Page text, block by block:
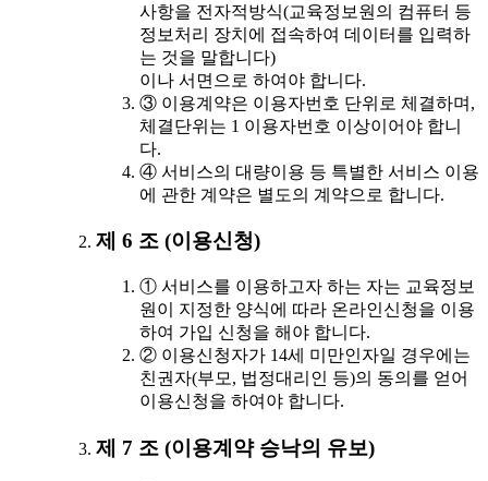
사항을 전자적방식(교육정보원의 컴퓨터 등
정보처리 장치에 접속하여 데이터를 입력하
는 것을 말합니다)
이나 서면으로 하여야 합니다.
③ 이용계약은 이용자번호 단위로 체결하며,
체결단위는 1 이용자번호 이상이어야 합니
다.
④ 서비스의 대량이용 등 특별한 서비스 이용
에 관한 계약은 별도의 계약으로 합니다.
제 6 조 (이용신청)
① 서비스를 이용하고자 하는 자는 교육정보
원이 지정한 양식에 따라 온라인신청을 이용
하여 가입 신청을 해야 합니다.
② 이용신청자가 14세 미만인자일 경우에는
친권자(부모, 법정대리인 등)의 동의를 얻어
이용신청을 하여야 합니다.
제 7 조 (이용계약 승낙의 유보)